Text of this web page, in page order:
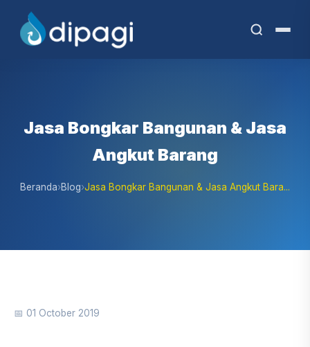
Jasa Bongkar Bangunan & Jasa
Angkut Barang
Beranda›Blog›Jasa Bongkar Bangunan & Jasa Angkut Bara...
📅 01 October 2019